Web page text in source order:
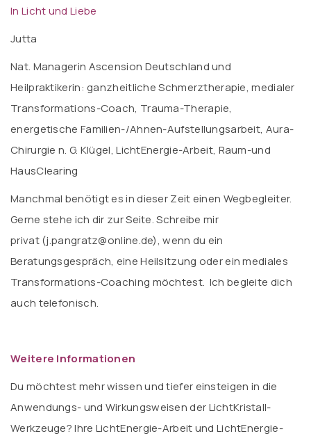
In Licht und Liebe
Jutta
Nat. Managerin Ascension Deutschland und
Heilpraktikerin: ganzheitliche Schmerztherapie, medialer
Transformations-Coach, Trauma-Therapie,
energetische Familien-/Ahnen-Aufstellungsarbeit, Aura-
Chirurgie n. G. Klügel, LichtEnergie-Arbeit, Raum-und
HausClearing
Manchmal benötigt es in dieser Zeit einen Wegbegleiter.
Gerne stehe ich dir zur Seite. Schreibe mir
privat (j.pangratz@online.de), wenn du ein
Beratungsgespräch, eine Heilsitzung oder ein mediales
Transformations-Coaching möchtest. Ich begleite dich
auch telefonisch.
Weitere Informationen
Du möchtest mehr wissen und tiefer einsteigen in die
Anwendungs- und Wirkungsweisen der LichtKristall-
Werkzeuge? Ihre LichtEnergie-Arbeit und LichtEnergie-